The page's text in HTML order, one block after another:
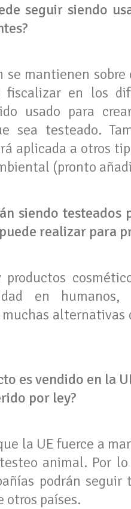
seguir siendo
se mantienen
en los
usado para
sea testeado.
aplicada a otros
(pronto
siendo
realizar para
en
alternativas
es vendido en la
por ley?
la UE fuerce a
animal. Por
podrán
otros países.